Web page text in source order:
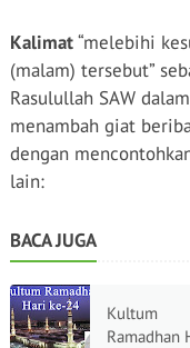
Kalimat“melebihi
(malam) tersebut”
Rasulullah SAW
menambah giat
dengan
lain:
BACA JUGA
Kultum
Ramadhan